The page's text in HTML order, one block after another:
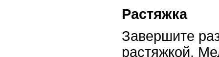
Растяжка
Завершите
растяжкой.